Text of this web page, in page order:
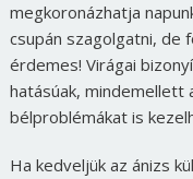
megkoronázhatja
csupán szagolgatni, de
érdemes! Virágai
hatásúak, mindemellett
bélproblémákat is
Ha kedveljük az ánizs